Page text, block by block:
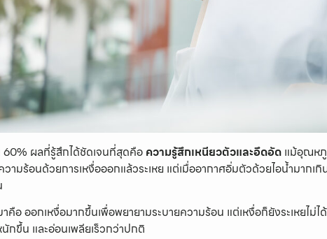
ผลที่รู้สึกได้ชัดเจนที่สุดคือ ความรู้สึกเหนียวตัวและอึดอัด แม้อุณหภู
ามร้อนด้วยการเหงื่อออกแล้วระเหย แต่เมื่ออากาศอิ่มตัวด้วยไอน้ำมากเกิ
อ ออกเหงื่อมากขึ้นเพื่อพยายามระบายความร้อน แต่เหงื่อก็ยังระเหยไม่
กขึ้น และอ่อนเพลียเร็วกว่าปกติ